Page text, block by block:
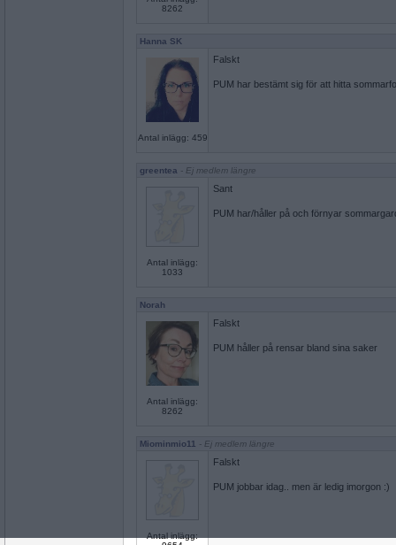
8262
Hanna SK
Antal inlägg: 459
Falskt
PUM har bestämt sig för att hitta
greentea - Ej medlem längre
Antal inlägg:
1033
Sant
PUM har/håller på och förnyar
Norah
Antal inlägg:
8262
Falskt
PUM håller på rensar bland sina saker
Miominmio11 - Ej medlem längre
Antal inlägg:
Falskt
PUM jobbar idag.. men är ledig imorgon :)